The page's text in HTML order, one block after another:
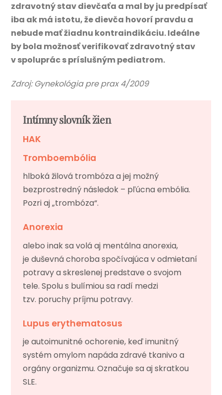
zdravotný stav dievčaťa a mal by ju predpísať
iba ak má istotu, že dievča hovorí pravdu a
nebude mať žiadnu kontraindikáciu. Ideálne
by bola možnosť verifikovať zdravotný stav
v spoluprác s príslušným pediatrom.
Zdroj: Gynekológia pre prax 4/2009
Intímny slovník žien
HAK
Tromboembólia
hlboká žilová trombóza a jej možný
bezprostredný následok – pľúcna embólia.
Pozri aj „trombóza“.
Anorexia
alebo inak sa volá aj mentálna anorexia,
je duševná choroba spočívajúca v odmietaní
potravy a skreslenej predstave o svojom
tele. Spolu s bulímiou sa radí medzi
tzv. poruchy príjmu potravy.
Lupus erythematosus
je autoimunitné ochorenie, keď imunitný
systém omylom napáda zdravé tkanivo a
orgány organizmu. Označuje sa aj skratkou
SLE.